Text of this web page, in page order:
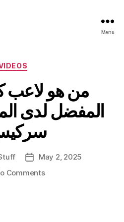
Menu
Categories
من هو لاعب
المفضل لدى
PostMay 2, 2025
Commentson